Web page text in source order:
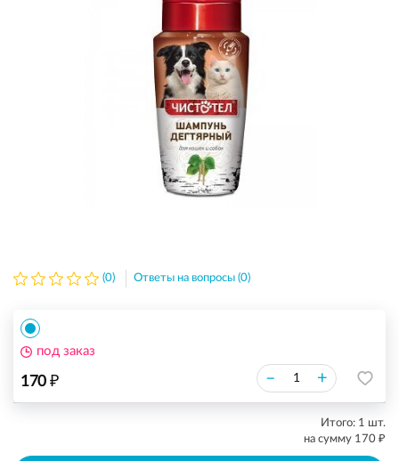
(0) Ответы на вопросы (0)
170 ₽ – +
под заказ
Итого: 1 шт.
на сумму 170 ₽